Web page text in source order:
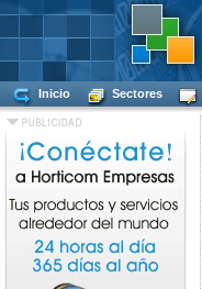
Inicio Sectores